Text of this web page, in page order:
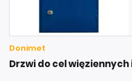
Donimet
Drzwi do cel więziennych